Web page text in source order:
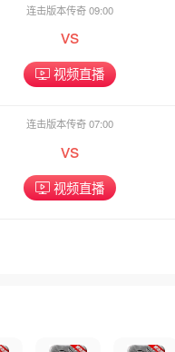
连击版本传奇 09:00
vs
视频直播
连击版本传奇 07:00
vs
视频直播